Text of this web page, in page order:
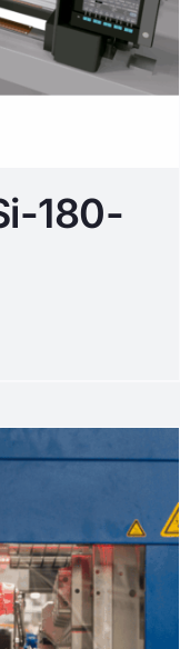
180-